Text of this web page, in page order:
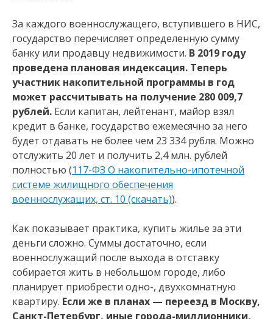
За каждого военнослужащего, вступившего в НИС,
государство перечисляет определенную сумму
банку или продавцу недвижимости. В 2019 году
проведена плановая индексация. Теперь
участник накопительной программы в год
может рассчитывать на получение 280 009,7
рублей. Если капитан, лейтенант, майор взял
кредит в банке, государство ежемесячно за него
будет отдавать не более чем 23 334 рубля. Можно
отслужить 20 лет и получить 2,4 млн. рублей
полностью (117-ФЗ О накопительно-ипотечной
системе жилищного обеспечения
военнослужащих, ст. 10 (скачать)).
Как показывает практика, купить жилье за эти
деньги сложно. Суммы достаточно, если
военнослужащий после выхода в отставку
собирается жить в небольшом городе, либо
планирует приобрести одно-, двухкомнатную
квартиру. Если же в планах — переезд в Москву,
Санкт-Петербург, иные города-миллионники,